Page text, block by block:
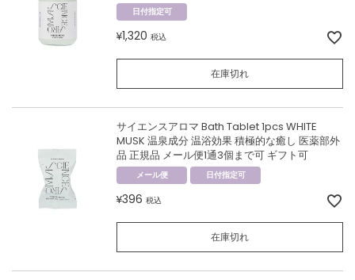
日付指定可
¥1,320 税込
在庫切れ
サイエンスアロマ Bath Tablet 1pcs WHITE
MUSK 温泉成分 温浴効果 積極的な癒し 医薬部外
品 正規品 メール便1通3個まで可 ギフト可
メール便 日付指定可
¥396 税込
在庫切れ